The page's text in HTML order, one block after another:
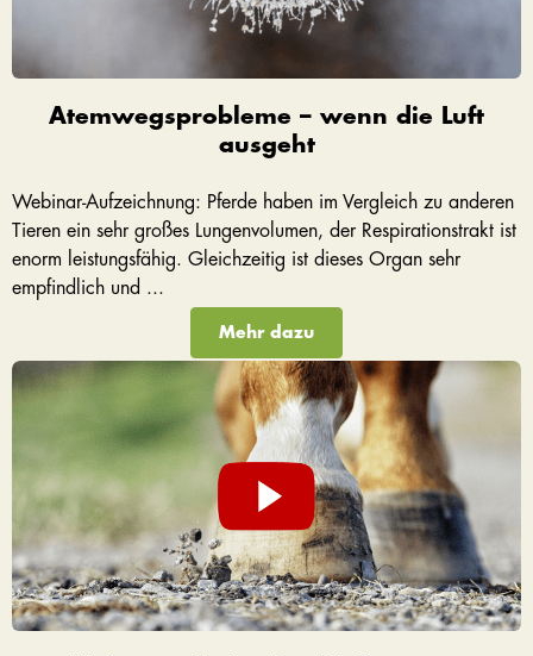
Atemwegsprobleme – wenn die Luft
ausgeht
Webinar-Aufzeichnung: Pferde haben im Vergleich zu anderen
Tieren ein sehr großes Lungenvolumen, der Respirationstrakt ist
enorm leistungsfähig. Gleichzeitig ist dieses Organ sehr
empfindlich und ...
Mehr dazu